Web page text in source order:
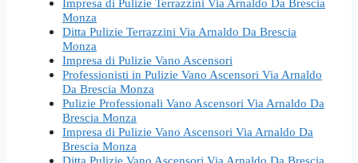
Monza
Ditta Pulizie Terrazzini Via Arnaldo Da Brescia
Monza
Impresa di Pulizie Vano Ascensori
Professionisti in Pulizie Vano Ascensori Via Arnaldo
Da Brescia Monza
Pulizie Professionali Vano Ascensori Via Arnaldo Da
Brescia Monza
Impresa di Pulizie Vano Ascensori Via Arnaldo Da
Brescia Monza
Ditta Pulizie Vano Ascensori Via Arnaldo Da Brescia